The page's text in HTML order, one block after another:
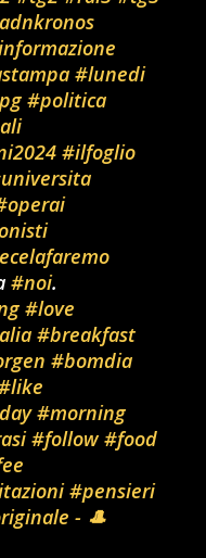
#lunedi
#politica
#ilfoglio
#noi.
#love
#breakfast
#bomdia
#morning
#follow #food
#pensieri
- 🎩